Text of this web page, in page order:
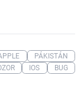
PÁKISTÁN
IOS BUG